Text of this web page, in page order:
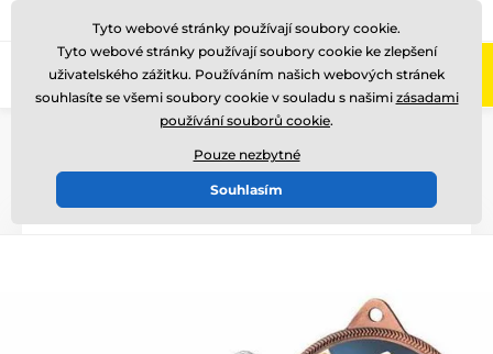
Zavolejte nám (Po-Pá 8-17)
Kovové medaile s grafikou (UV potisk na zadní stranu medaile)
MDL001
Tyto webové stránky používají soubory cookie.
Tyto webové stránky používají soubory cookie ke zlepšení
uživatelského zážitku. Používáním našich webových stránek
souhlasíte se všemi soubory cookie v souladu s našimi zásadami
používání souborů cookie.
Pouze nezbytné
Souhlasím